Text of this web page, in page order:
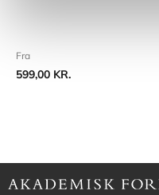
Fra
599,00 KR.